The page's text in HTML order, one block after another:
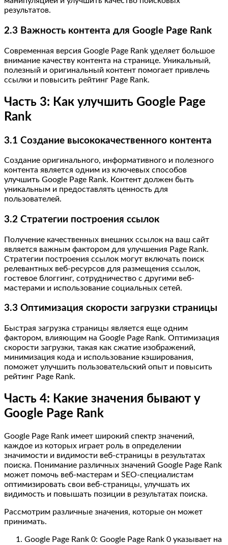
результатов.
2.3 Важность контента для Google Page Rank
Современная версия Google Page Rank уделяет большое
внимание качеству контента на странице. Уникальный,
полезный и оригинальный контент помогает привлечь
ссылки и повысить рейтинг Page Rank.
Часть 3: Как улучшить Google Page
Rank
3.1 Создание высококачественного контента
Создание оригинального, информативного и полезного
контента является одним из ключевых способов
улучшить Google Page Rank. Контент должен быть
уникальным и предоставлять ценность для
пользователей.
3.2 Стратегии построения ссылок
Получение качественных внешних ссылок на ваш сайт
является важным фактором для улучшения Page Rank.
Стратегии построения ссылок могут включать поиск
релевантных веб-ресурсов для размещения ссылок,
гостевое блоггинг, сотрудничество с другими веб-
мастерами и использование социальных сетей.
3.3 Оптимизация скорости загрузки страницы
Быстрая загрузка страницы является еще одним
фактором, влияющим на Google Page Rank. Оптимизация
скорости загрузки, такая как сжатие изображений,
минимизация кода и использование кэширования,
поможет улучшить пользовательский опыт и повысить
рейтинг Page Rank.
Часть 4: Какие значения бывают у
Google Page Rank
Google Page Rank имеет широкий спектр значений,
каждое из которых играет роль в определении
значимости и видимости веб-страницы в результатах
поиска. Понимание различных значений Google Page Rank
может помочь веб-мастерам и SEO-специалистам
оптимизировать свои веб-страницы, улучшать их
видимость и повышать позиции в результатах поиска.
Рассмотрим различные значения, которые он может
принимать.
Google Page Rank 0: Google Page Rank 0 указывает на